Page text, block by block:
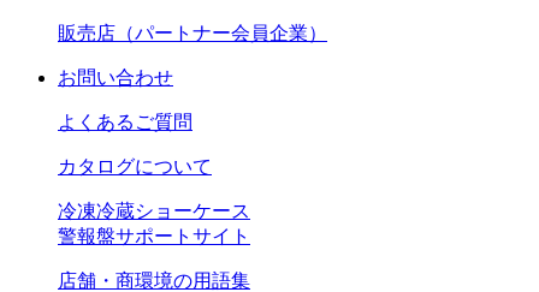
販売店（パートナー会員企業）
お問い合わせ
よくあるご質問
カタログについて
冷凍冷蔵ショーケース
警報盤サポートサイト
店舗・商環境の用語集